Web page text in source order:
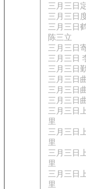
三月三日
三月三日
三月三日
陈三立
三月三日
三月三日
三月三日
三月三日
三月三日
三月三日
三月三日
里
三月三日
里
三月三日
里
三月三日
里